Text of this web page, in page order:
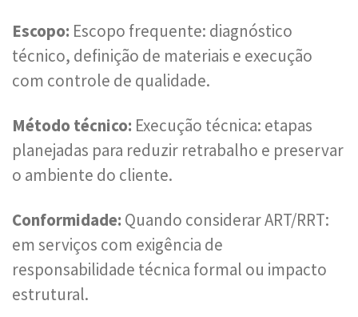
Escopo: Escopo frequente: diagnóstico
técnico, definição de materiais e execução
com controle de qualidade.
Método técnico: Execução técnica: etapas
planejadas para reduzir retrabalho e preservar
o ambiente do cliente.
Conformidade: Quando considerar ART/RRT:
em serviços com exigência de
responsabilidade técnica formal ou impacto
estrutural.